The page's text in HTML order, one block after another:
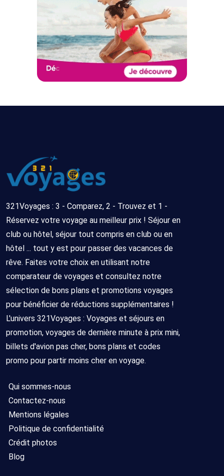
321Voyages : 3 - Comparez, 2 - Trouvez et 1 -
Réservez votre voyage au meilleur prix ! Séjour en
club ou hôtel, séjour tout compris en club ou en
hôtel ... tout y est pour passer des vacances de
rêve. Faites votre choix en utilisant notre
comparateur de voyages et consultez notre
sélection de bons plans et promotions voyages
pour bénéficier de réductions supplémentaires !
L'univers 321Voyages : Voyages et séjours en
promotion, voyages de dernière minute à prix mini,
billets d'avion pas cher, bons plans et codes
promo pour partir moins cher en voyage.
Qui sommes-nous
Contactez-nous
Mentions légales
Politique de confidentialité
Crédit photos
Blog